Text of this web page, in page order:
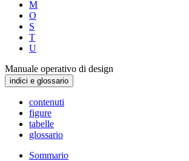
M
O
S
T
U
Manuale operativo di design
indici e glossario
contenuti
figure
tabelle
glossario
Sommario